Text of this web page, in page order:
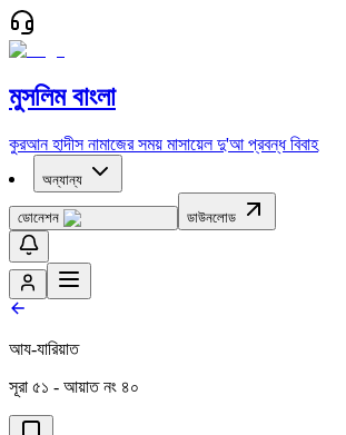
মুসলিম বাংলা
কুরআন হাদীস নামাজের সময় মাসায়েল দু'আ প্রবন্ধ বিবাহ
অন্যান্য
ডোনেশন ডাউনলোড
আয-যারিয়াত
সূরা ৫১ - আয়াত নং ৪০